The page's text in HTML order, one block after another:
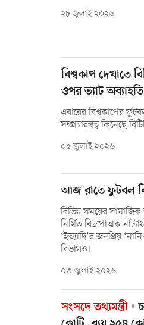
২৮ জুলাই ২০২৬
বিশ্বকাপ দেখাতে
ওপর ভ্যাট অব্যাহতি
এবারের বিশ্বকাপের
সম্প্রচারস্বত্ব কিনেছে
০৫ জুলাই ২০২৬
আজ রাতে ফুটবল
বিভিন্ন সময়ের
নির্মিত বিদ্রূপাত্মক
‘ইত্যাদি’র জনপ্রিয়
বিভাগও।
০৩ জুলাই ২০২৬
সংসদে তথ্যমন্ত্রী